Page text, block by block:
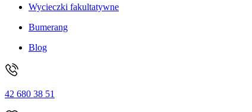
Wycieczki fakultatywne
Bumerang
Blog
42 680 38 51